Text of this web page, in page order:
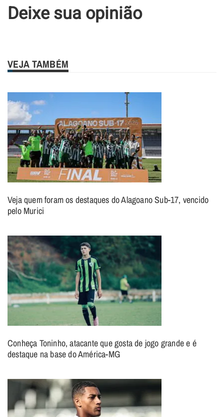
Deixe sua opinião
VEJA TAMBÉM
Veja quem foram os destaques do Alagoano Sub-17, vencido
pelo Murici
Conheça Toninho, atacante que gosta de jogo grande e é
destaque na base do América-MG